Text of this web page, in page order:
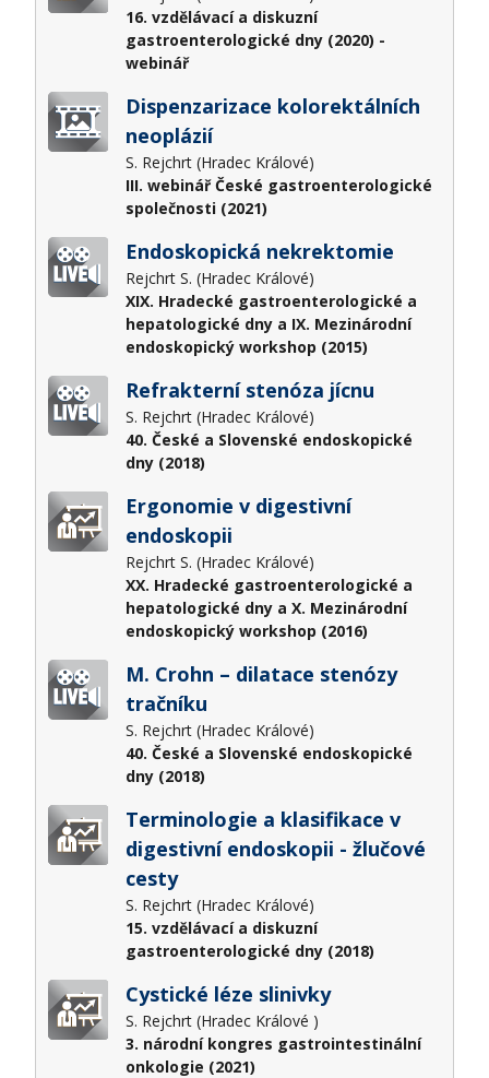
16. vzdělávací a diskuzní
gastroenterologické dny (2020) -
webinář
Dispenzarizace kolorektálních
neoplázií
S. Rejchrt (Hradec Králové)
III. webinář České gastroenterologické
společnosti (2021)
Endoskopická nekrektomie
Rejchrt S. (Hradec Králové)
XIX. Hradecké gastroenterologické a
hepatologické dny a IX. Mezinárodní
endoskopický workshop (2015)
Refrakterní stenóza jícnu
S. Rejchrt (Hradec Králové)
40. České a Slovenské endoskopické
dny (2018)
Ergonomie v digestivní
endoskopii
Rejchrt S. (Hradec Králové)
XX. Hradecké gastroenterologické a
hepatologické dny a X. Mezinárodní
endoskopický workshop (2016)
M. Crohn – dilatace stenózy
tračníku
S. Rejchrt (Hradec Králové)
40. České a Slovenské endoskopické
dny (2018)
Terminologie a klasifikace v
digestivní endoskopii - žlučové
cesty
S. Rejchrt (Hradec Králové)
15. vzdělávací a diskuzní
gastroenterologické dny (2018)
Cystické léze slinivky
S. Rejchrt (Hradec Králové )
3. národní kongres gastrointestinální
onkologie (2021)